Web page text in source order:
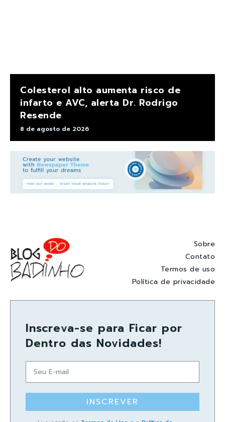
Colesterol alto aumenta risco de
infarto e AVC, alerta Dr. Rodrigo
Resende
8 de agosto de 2026
Sobre
Contato
Termos de uso
Política de privacidade
Inscreva-se para Ficar por
Dentro das Novidades!
INSCREVER